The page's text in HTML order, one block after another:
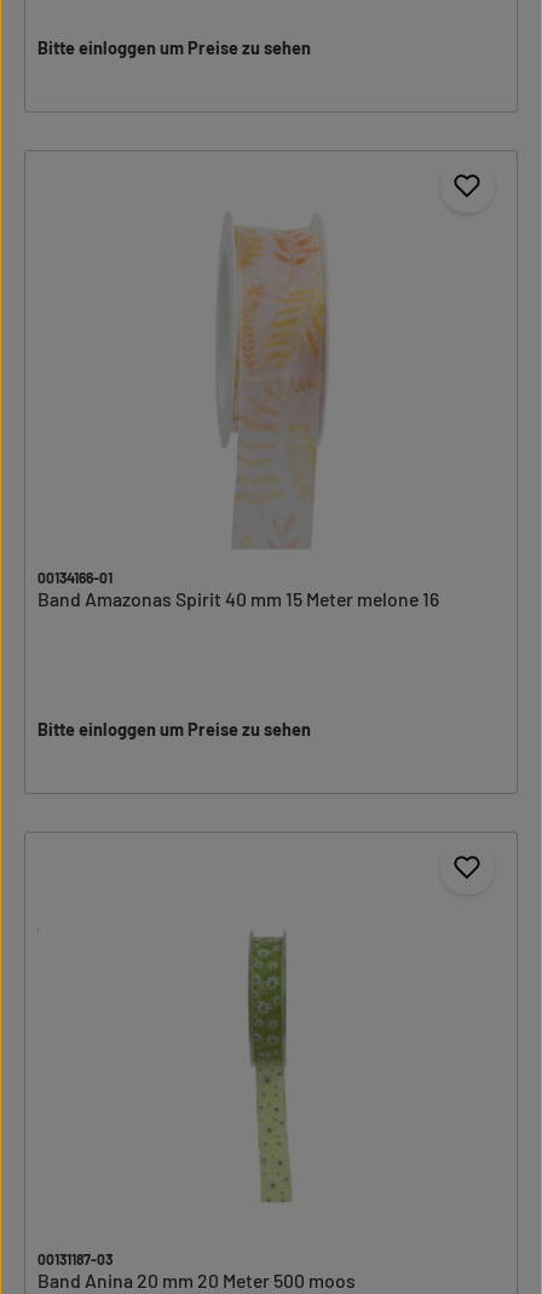
Bitte einloggen um Preise zu sehen
00134166-01
Band Amazonas Spirit 40 mm 15 Meter melone 16
Bitte einloggen um Preise zu sehen
00131187-03
Band Anina 20 mm 20 Meter 500 moos